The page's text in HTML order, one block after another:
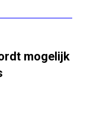
mogelijk